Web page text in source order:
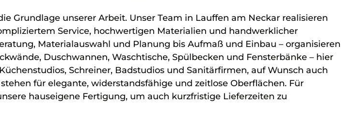
Grundlage unserer Arbeit. Unser Team in Lauffen am Neckar realisieren
Service, hochwertigen Materialien und handwerklicher
Materialauswahl und Planung bis Aufmaß und Einbau – organisieren
Duschwannen, Waschtische, Spülbecken und Fensterbänke – hier
Schreiner, Badstudios und Sanitärfirmen, auf Wunsch auch
für elegante, widerstandsfähige und zeitlose Oberflächen. Für
hauseigene Fertigung, um auch kurzfristige Lieferzeiten zu